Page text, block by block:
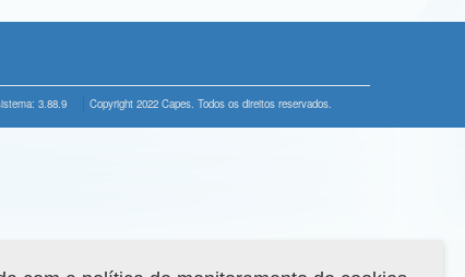
3.88.9 Copyright 2022 Capes. Todos os direitos reservados.